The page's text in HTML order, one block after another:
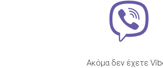
Ακόμα δεν έχετε